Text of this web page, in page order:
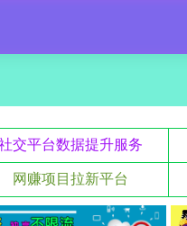
交平台数据提升服务
网赚项目拉新平台